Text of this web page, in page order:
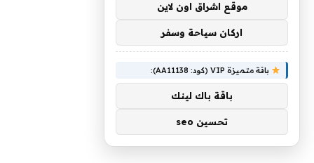
موقع اشراق اون لاين
اركان سياحة وسفر
باقة متميزة VIP (كود: AA11138):
باقة باك لينك
تحسين seo